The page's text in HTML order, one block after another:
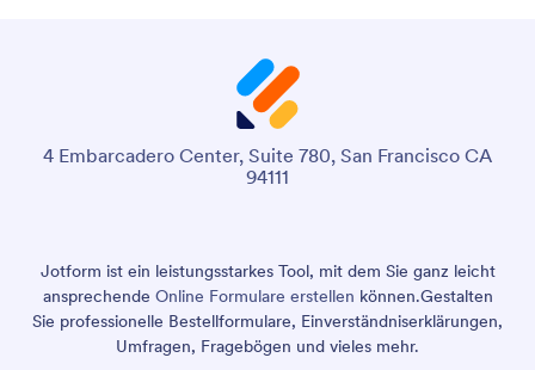
4 Embarcadero Center, Suite 780, San Francisco CA
94111
Jotform ist ein leistungsstarkes Tool, mit dem Sie ganz leicht
ansprechende Online Formulare erstellen können.Gestalten
Sie professionelle Bestellformulare, Einverständniserklärungen,
Umfragen, Fragebögen und vieles mehr.